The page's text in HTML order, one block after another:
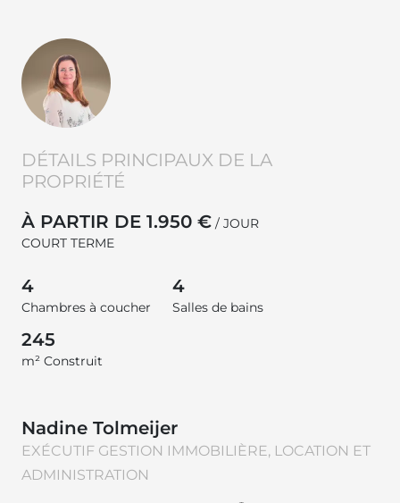
DÉTAILS PRINCIPAUX DE LA
PROPRIÉTÉ
À PARTIR DE 1.950 € / JOUR
COURT TERME
4
Chambres à coucher
4
Salles de bains
245
m² Construit
Nadine Tolmeijer
EXÉCUTIF GESTION IMMOBILIÈRE, LOCATION ET
ADMINISTRATION